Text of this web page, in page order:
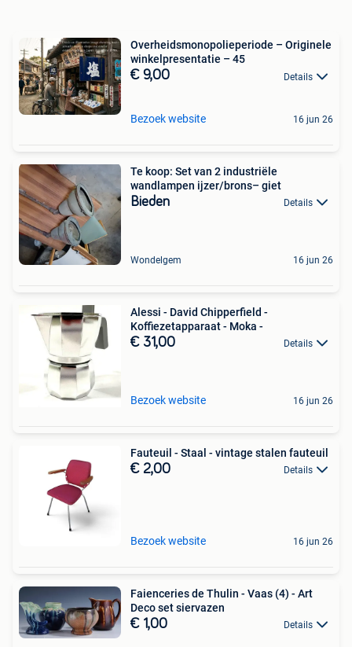
Overheidsmonopolieperiode – Originele
winkelpresentatie – 45
€ 9,00 Details
Bezoek website 16 jun 26
Te koop: Set van 2 industriële
wandlampen ijzer/brons– giet
Bieden Details
Wondelgem 16 jun 26
Alessi - David Chipperfield -
Koffiezetapparaat - Moka -
€ 31,00 Details
Bezoek website 16 jun 26
Fauteuil - Staal - vintage stalen fauteuil
€ 2,00 Details
Bezoek website 16 jun 26
Faienceries de Thulin - Vaas (4) - Art
Deco set siervazen
€ 1,00 Details